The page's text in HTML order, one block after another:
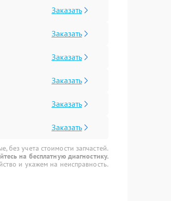
Заказать
Заказать
Заказать
Заказать
Заказать
Заказать
без учета стоимости запчастей.
на бесплатную диагностику.
и укажем на неисправность.